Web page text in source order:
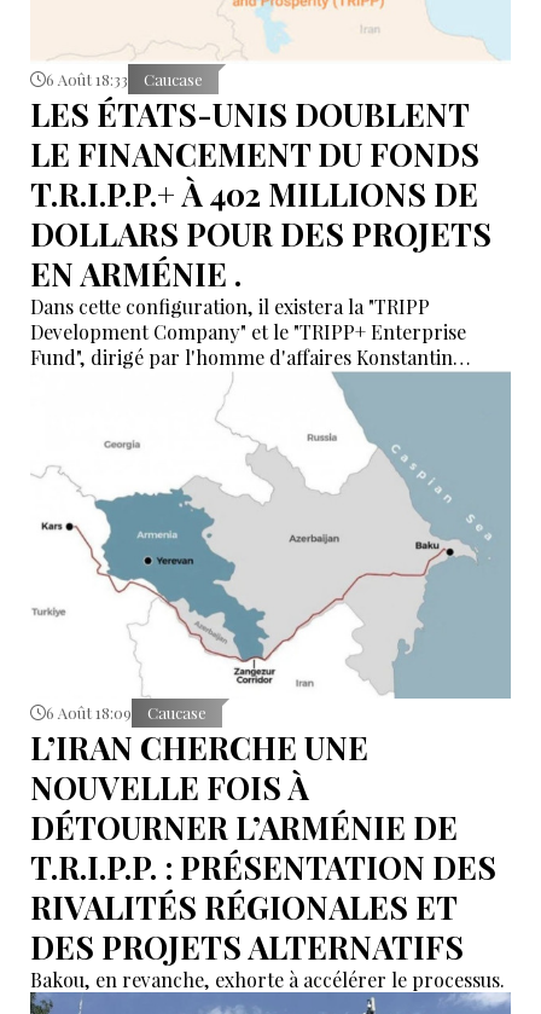
6 Août 18:33 Caucase
LES ÉTATS-UNIS DOUBLENT
LE FINANCEMENT DU FONDS
T.R.I.P.P.+ À 402 MILLIONS DE
DOLLARS POUR DES PROJETS
EN ARMÉNIE .
Dans cette configuration, il existera la "TRIPP
Development Company" et le "TRIPP+ Enterprise
Fund", dirigé par l'homme d'affaires Konstantin
6 Août 18:09 Caucase
L’IRAN CHERCHE UNE
NOUVELLE FOIS À
DÉTOURNER L’ARMÉNIE DE
T.R.I.P.P. : PRÉSENTATION DES
RIVALITÉS RÉGIONALES ET
DES PROJETS ALTERNATIFS
Bakou, en revanche, exhorte à accélérer le processus.